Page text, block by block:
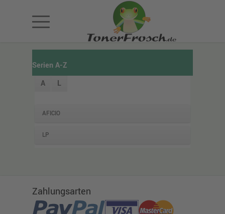
Serien A-Z
A
L
AFICIO
LP
Zahlungsarten